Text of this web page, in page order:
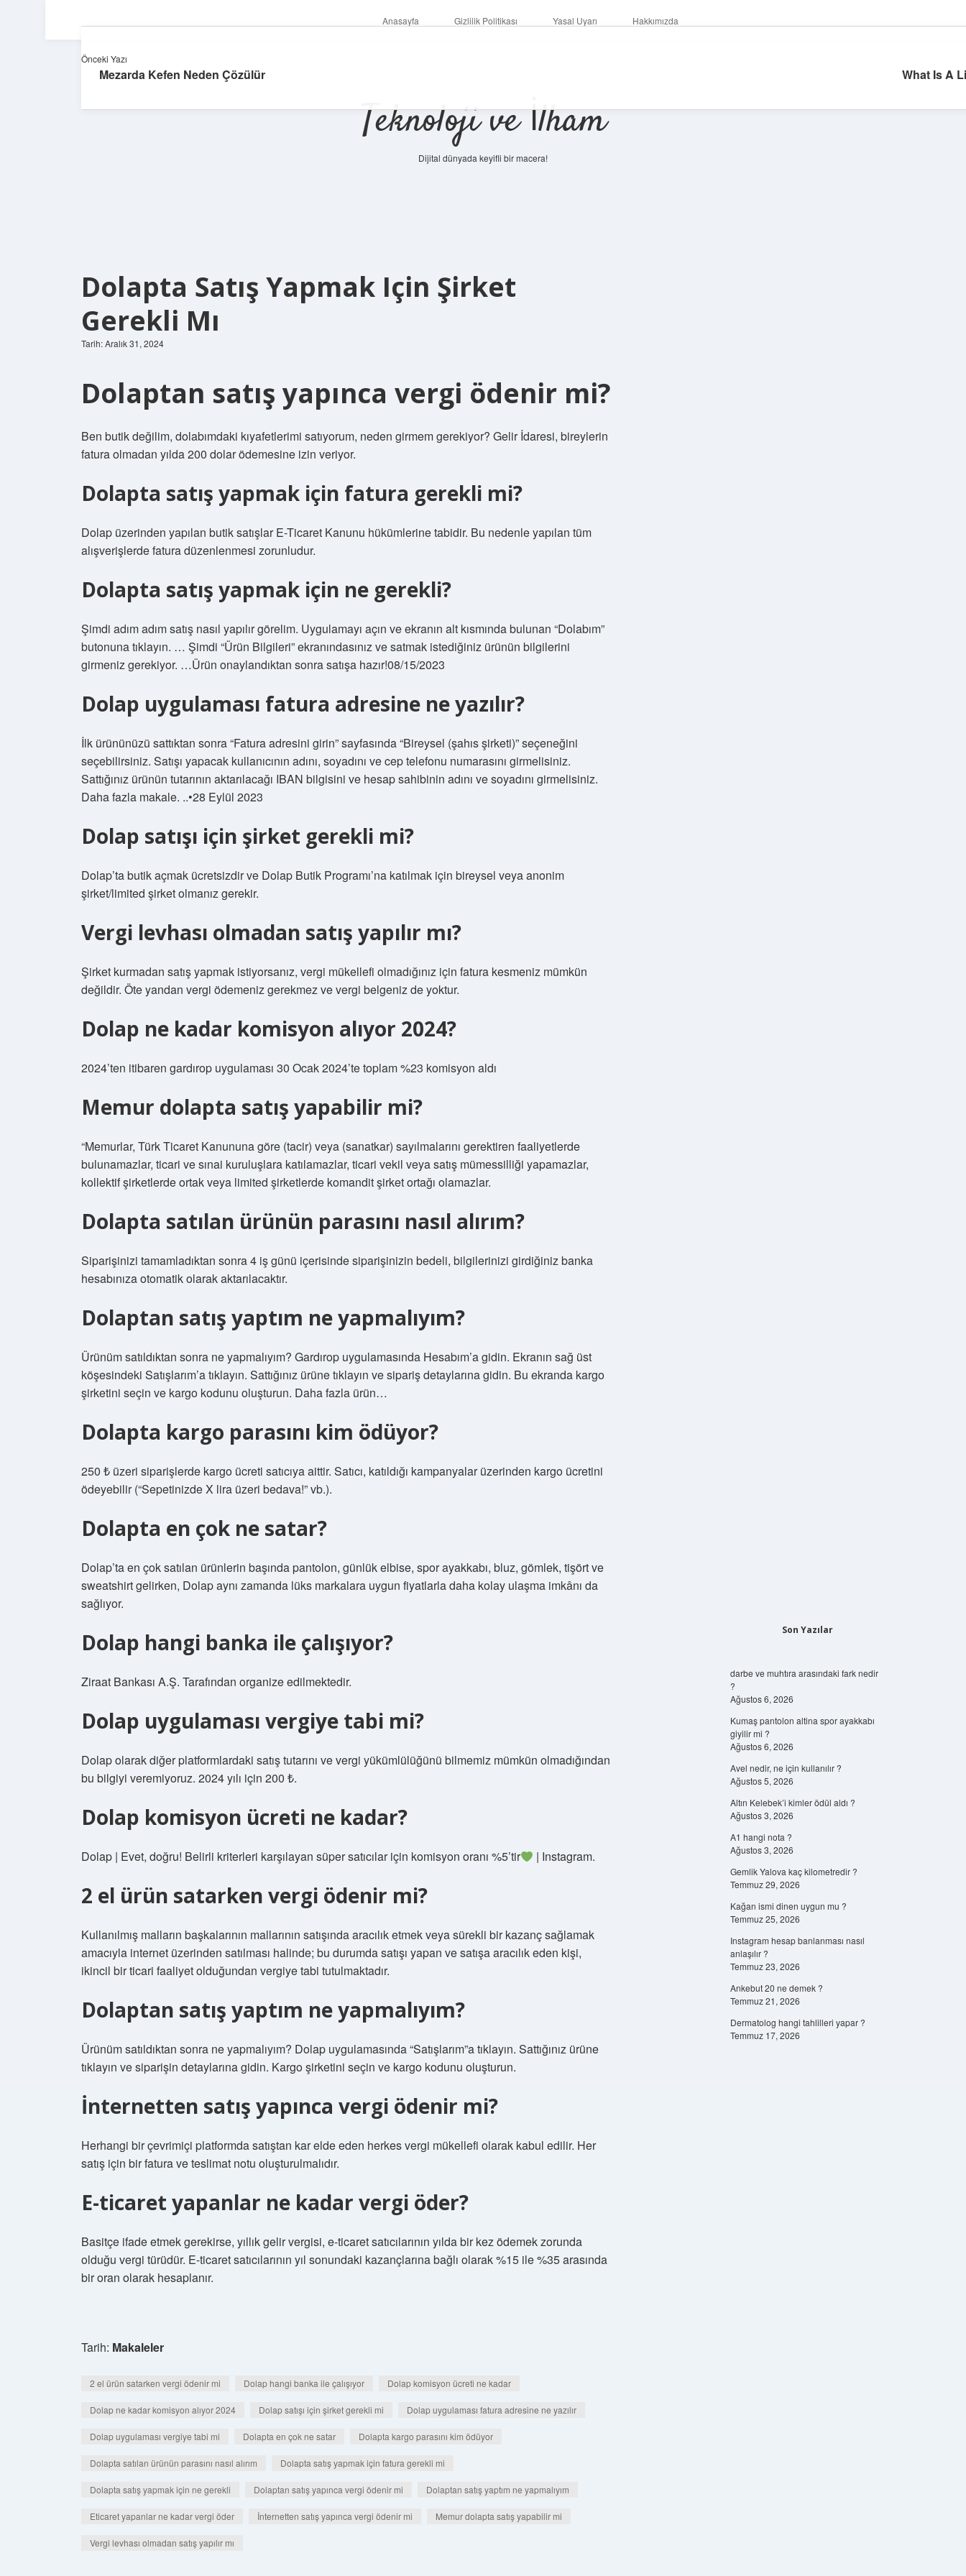
Anasayfa Gizlilik Politikası Yasal Uyarı Hakkımızda
Teknoloji ve İlham
Dijital dünyada keyifli bir macera!
Dolapta Satış Yapmak Için Şirket
Gerekli Mı
Tarih: Aralık 31, 2024
Dolaptan satış yapınca vergi ödenir mi?
Ben butik değilim, dolabımdaki kıyafetlerimi satıyorum, neden girmem gerekiyor? Gelir İdaresi, bireylerin
fatura olmadan yılda 200 dolar ödemesine izin veriyor.
Dolapta satış yapmak için fatura gerekli mi?
Dolap üzerinden yapılan butik satışlar E-Ticaret Kanunu hükümlerine tabidir. Bu nedenle yapılan tüm
alışverişlerde fatura düzenlenmesi zorunludur.
Dolapta satış yapmak için ne gerekli?
Şimdi adım adım satış nasıl yapılır görelim. Uygulamayı açın ve ekranın alt kısmında bulunan “Dolabım”
butonuna tıklayın. … Şimdi “Ürün Bilgileri” ekranındasınız ve satmak istediğiniz ürünün bilgilerini
girmeniz gerekiyor. …Ürün onaylandıktan sonra satışa hazır!08/15/2023
Dolap uygulaması fatura adresine ne yazılır?
İlk ürününüzü sattıktan sonra “Fatura adresini girin” sayfasında “Bireysel (şahıs şirketi)” seçeneğini
seçebilirsiniz. Satışı yapacak kullanıcının adını, soyadını ve cep telefonu numarasını girmelisiniz.
Sattığınız ürünün tutarının aktarılacağı IBAN bilgisini ve hesap sahibinin adını ve soyadını girmelisiniz.
Daha fazla makale. ..•28 Eylül 2023
Dolap satışı için şirket gerekli mi?
Dolap’ta butik açmak ücretsizdir ve Dolap Butik Programı’na katılmak için bireysel veya anonim
şirket/limited şirket olmanız gerekir.
Vergi levhası olmadan satış yapılır mı?
Şirket kurmadan satış yapmak istiyorsanız, vergi mükellefi olmadığınız için fatura kesmeniz mümkün
değildir. Öte yandan vergi ödemeniz gerekmez ve vergi belgeniz de yoktur.
Dolap ne kadar komisyon alıyor 2024?
2024’ten itibaren gardırop uygulaması 30 Ocak 2024’te toplam %23 komisyon aldı
Memur dolapta satış yapabilir mi?
“Memurlar, Türk Ticaret Kanununa göre (tacir) veya (sanatkar) sayılmalarını gerektiren faaliyetlerde
bulunamazlar, ticari ve sınai kuruluşlara katılamazlar, ticari vekil veya satış mümessilliği yapamazlar,
kollektif şirketlerde ortak veya limited şirketlerde komandit şirket ortağı olamazlar.
Dolapta satılan ürünün parasını nasıl alırım?
Siparişinizi tamamladıktan sonra 4 iş günü içerisinde siparişinizin bedeli, bilgilerinizi girdiğiniz banka
hesabınıza otomatik olarak aktarılacaktır.
Dolaptan satış yaptım ne yapmalıyım?
Ürünüm satıldıktan sonra ne yapmalıyım? Gardırop uygulamasında Hesabım’a gidin. Ekranın sağ üst
köşesindeki Satışlarım’a tıklayın. Sattığınız ürüne tıklayın ve sipariş detaylarına gidin. Bu ekranda kargo
şirketini seçin ve kargo kodunu oluşturun. Daha fazla ürün…
Dolapta kargo parasını kim ödüyor?
250 ₺ üzeri siparişlerde kargo ücreti satıcıya aittir. Satıcı, katıldığı kampanyalar üzerinden kargo ücretini
ödeyebilir (“Sepetinizde X lira üzeri bedava!” vb.).
Dolapta en çok ne satar?
Dolap’ta en çok satılan ürünlerin başında pantolon, günlük elbise, spor ayakkabı, bluz, gömlek, tişört ve
sweatshirt gelirken, Dolap aynı zamanda lüks markalara uygun fiyatlarla daha kolay ulaşma imkânı da
sağlıyor.
Dolap hangi banka ile çalışıyor?
Ziraat Bankası A.Ş. Tarafından organize edilmektedir.
Dolap uygulaması vergiye tabi mi?
Dolap olarak diğer platformlardaki satış tutarını ve vergi yükümlülüğünü bilmemiz mümkün olmadığından
bu bilgiyi veremiyoruz. 2024 yılı için 200 ₺.
Dolap komisyon ücreti ne kadar?
Dolap | Evet, doğru! Belirli kriterleri karşılayan süper satıcılar için komisyon oranı %5’tir | Instagram.
2 el ürün satarken vergi ödenir mi?
Kullanılmış malların başkalarının mallarının satışında aracılık etmek veya sürekli bir kazanç sağlamak
amacıyla internet üzerinden satılması halinde; bu durumda satışı yapan ve satışa aracılık eden kişi,
ikincil bir ticari faaliyet olduğundan vergiye tabi tutulmaktadır.
Dolaptan satış yaptım ne yapmalıyım?
Ürünüm satıldıktan sonra ne yapmalıyım? Dolap uygulamasında “Satışlarım”a tıklayın. Sattığınız ürüne
tıklayın ve siparişin detaylarına gidin. Kargo şirketini seçin ve kargo kodunu oluşturun.
İnternetten satış yapınca vergi ödenir mi?
Herhangi bir çevrimiçi platformda satıştan kar elde eden herkes vergi mükellefi olarak kabul edilir. Her
satış için bir fatura ve teslimat notu oluşturulmalıdır.
E-ticaret yapanlar ne kadar vergi öder?
Basitçe ifade etmek gerekirse, yıllık gelir vergisi, e-ticaret satıcılarının yılda bir kez ödemek zorunda
olduğu vergi türüdür. E-ticaret satıcılarının yıl sonundaki kazançlarına bağlı olarak %15 ile %35 arasında
bir oran olarak hesaplanır.
Tarih: Makaleler
2 el ürün satarken vergi ödenir mi Dolap hangi banka ile çalışıyor Dolap komisyon ücreti ne kadar
Dolap ne kadar komisyon alıyor 2024 Dolap satışı için şirket gerekli mi Dolap uygulaması fatura adresine ne yazılır
Dolap uygulaması vergiye tabi mi Dolapta en çok ne satar Dolapta kargo parasını kim ödüyor
Dolapta satılan ürünün parasını nasıl alırım Dolapta satış yapmak için fatura gerekli mi
Dolapta satış yapmak için ne gerekli Dolaptan satış yapınca vergi ödenir mi Dolaptan satış yaptım ne yapmalıyım
Eticaret yapanlar ne kadar vergi öder İnternetten satış yapınca vergi ödenir mi Memur dolapta satış yapabilir mi
Vergi levhası olmadan satış yapılır mı
Önceki Yazı
Mezarda Kefen Neden Çözülür What Is A
Son Yazılar
darbe ve muhtıra arasındaki fark nedir
?
Ağustos 6, 2026
Kumaş pantolon altina spor ayakkabı
giyilir mi ?
Ağustos 6, 2026
Avel nedir, ne için kullanılır ?
Ağustos 5, 2026
Altın Kelebek’i kimler ödül aldı ?
Ağustos 3, 2026
A1 hangi nota ?
Ağustos 3, 2026
Gemlik Yalova kaç kilometredir ?
Temmuz 29, 2026
Kağan ismi dinen uygun mu ?
Temmuz 25, 2026
Instagram hesap banlanması nasıl
anlaşılır ?
Temmuz 23, 2026
Ankebut 20 ne demek ?
Temmuz 21, 2026
Dermatolog hangi tahlilleri yapar ?
Temmuz 17, 2026